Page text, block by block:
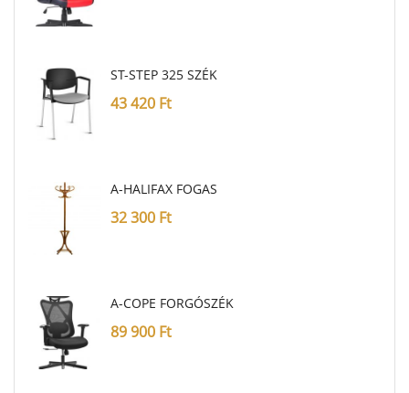
ST-STEP 325 SZÉK
43 420 Ft
A-HALIFAX FOGAS
32 300 Ft
A-COPE FORGÓSZÉK
89 900 Ft